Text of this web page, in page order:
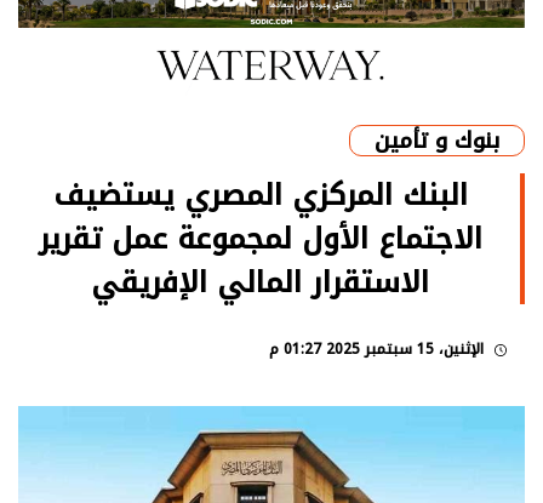
بنوك و تأمين
البنك المركزي المصري يستضيف
الاجتماع الأول لمجموعة عمل تقرير
الاستقرار المالي الإفريقي
الإثنين، 15 سبتمبر 2025 01:27 م